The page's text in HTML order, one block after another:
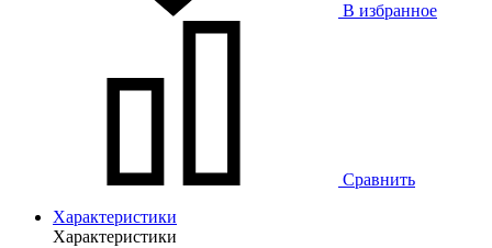
В избранное
Сравнить
Характеристики
Характеристики